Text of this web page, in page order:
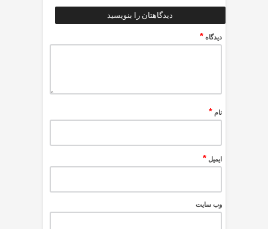
دیدگاهتان را بنویسید
دیدگاه*
نام*
ایمیل*
وب‌ سایت